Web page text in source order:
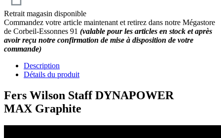
Retrait magasin disponible
Commandez votre article maintenant et retirez dans notre Mégastore
de Corbeil-Essonnes 91 (valable pour les articles en stock et après
avoir reçu notre confirmation de mise à disposition de votre
commande)
Description
Détails du produit
Fers Wilson Staff DYNAPOWER
MAX Graphite